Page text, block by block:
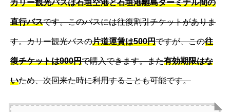
カリー観光バスは石垣空港と石垣港離島ターミナル間の
直行バスです。このバスには往復割引チケットがありま
す。カリー観光バスの片道運賃は500円ですが、この往
復チケットは900円で購入できます。また有効期限はな
いため、次回来た時に利用することも可能です。